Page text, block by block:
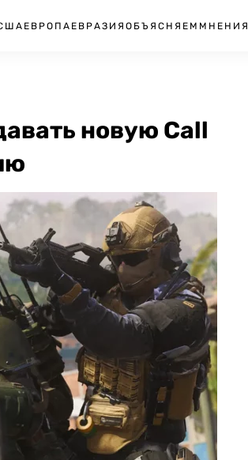
ЕВРОПА ЕВРАЗИЯ ОБЪЯСНЯЕМ МНЕНИЯ
новую Call